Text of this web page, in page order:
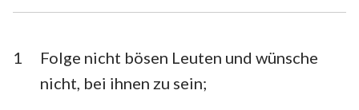
Esra Nehemia
Esther Hiob
Psalm Sprüche
1
Folge nicht bösen Leuten und wünsche
nicht, bei ihnen zu sein;